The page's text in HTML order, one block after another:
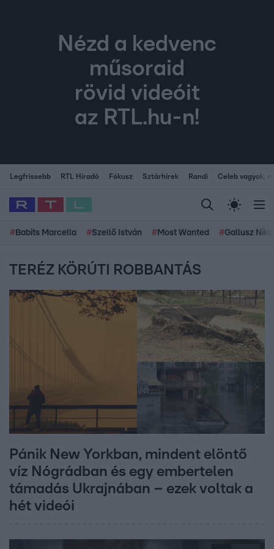
Nézd a kedvenc
műsoraid
rövid videóit
az RTL.hu-n!
Legfrissebb RTL Híradó Fókusz Sztárhírek Randi Celeb vagyok,
# Babits Marcella #Szellő István # Most Wanted #Gallusz
TERÉZ KÖRÚTI ROBBANTÁS
Pánik New Yorkban, mindent elöntő
víz Nógrádban és egy embertelen
támadás Ukrajnában – ezek voltak a
hét videói